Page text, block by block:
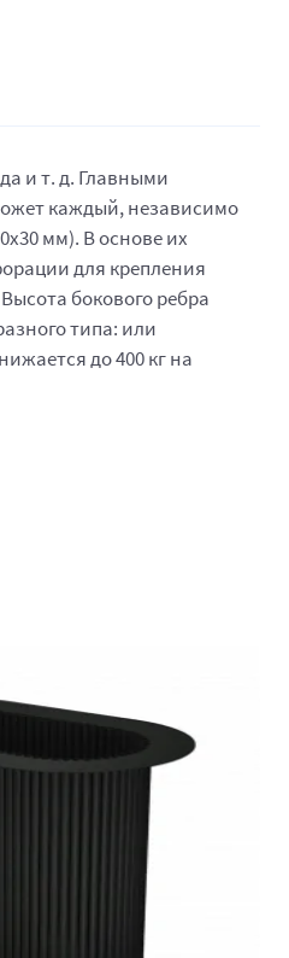
и т. д. Главными
каждый, независимо
мм). В основе их
для крепления
бокового ребра
типа: или
до 400 кг на